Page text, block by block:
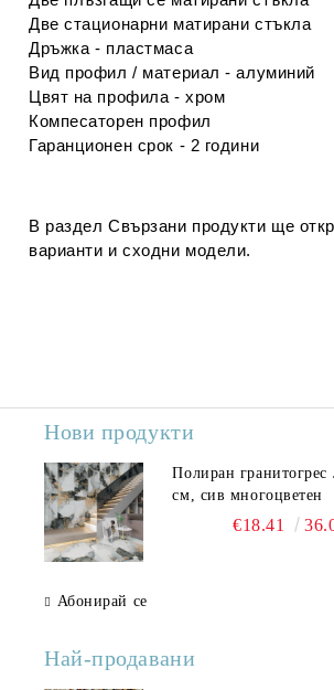
Две стационарни матирани стъкла
Дръжка - пластмаса
Вид профил / материал - алуминий
Цвят на профила - хром
Компесаторен профил
Гаранционен срок - 2 години
В разделСвързани продукти ще
варианти и сходни модели.
Нови продукти
Полиран гранитогрес
см, сив многоцветен
€18.41
Абонирай се
Най-продавани